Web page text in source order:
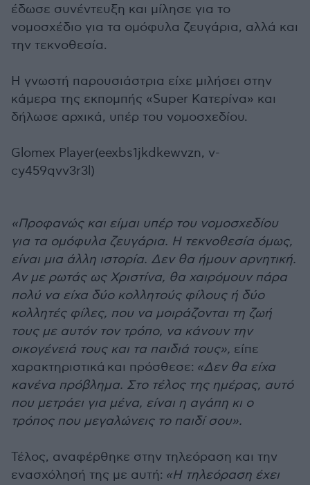
έδωσε συνέντευξη και μίλησε για το
νομοσχέδιο για τα ομόφυλα ζευγάρια, αλλά και
την τεκνοθεσία.
Η γνωστή παρουσιάστρια είχε μιλήσει στην
κάμερα της εκπομπής «Super Κατερίνα» και
δήλωσε αρχικά, υπέρ του νομοσχεδίου.
Glomex Player(eexbs1jkdkewvzn, v-
cy459qvv3r3l)
«Προφανώς και είμαι υπέρ του νομοσχεδίου
για τα ομόφυλα ζευγάρια. Η τεκνοθεσία όμως,
είναι μια άλλη ιστορία. Δεν θα ήμουν αρνητική.
Αν με ρωτάς ως Χριστίνα, θα χαιρόμουν πάρα
πολύ να είχα δύο κολλητούς φίλους ή δύο
κολλητές φίλες, που να μοιράζονται τη ζωή
τους με αυτόν τον τρόπο, να κάνουν την
οικογένειά τους και τα παιδιά τους», είπε
χαρακτηριστικά και πρόσθεσε: «Δεν θα είχα
κανένα πρόβλημα. Στο τέλος της ημέρας, αυτό
που μετράει για μένα, είναι η αγάπη κι ο
τρόπος που μεγαλώνεις το παιδί σου».
Τέλος, αναφέρθηκε στην τηλεόραση και την
ενασχόλησή της με αυτή: «Η τηλεόραση έχει